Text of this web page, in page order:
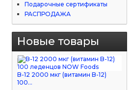
Подарочные сертификаты
РАСПРОДАЖА
Новые товары
B-12 2000 мкг (витамин B-12)
100...